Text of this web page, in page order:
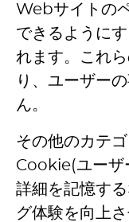
Webサイトの
できるように
れます。これ
り、ユーザー
ん。
その他のカテ
Cookie(ユーザ
詳細を記憶す
グ体験を向上